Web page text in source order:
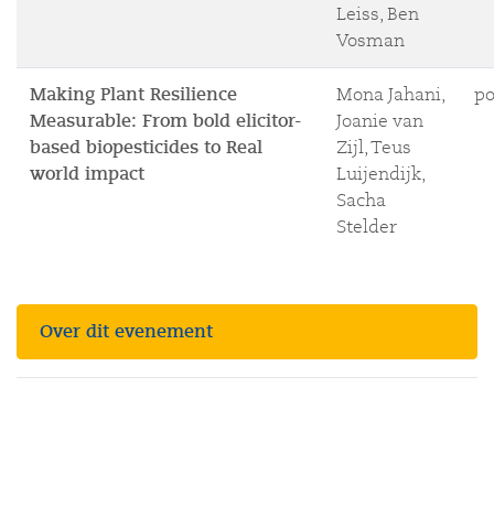
Leiss, Ben
Vosman
Making Plant Resilience
Measurable: From bold elicitor-
based biopesticides to Real
world impact
Mona Jahani,
Joanie van
Zijl, Teus
Luijendijk,
Sacha
Stelder
Over dit evenement